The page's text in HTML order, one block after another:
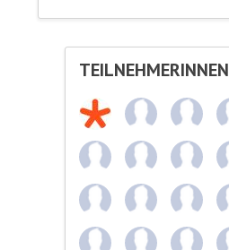
TEILNEHMERINNEN